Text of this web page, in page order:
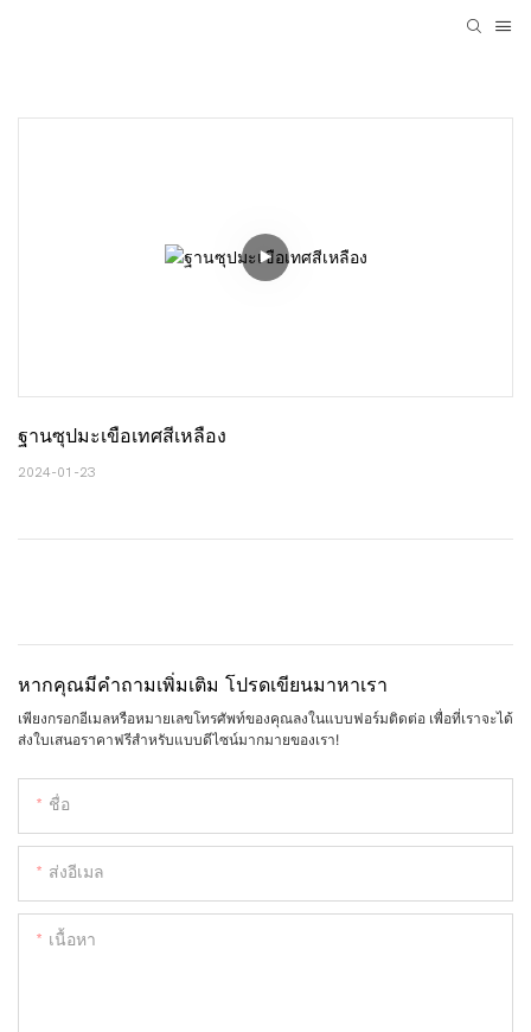
ฐานซุปมะเขือเทศสีเหลือง
2024-01-23
หากคุณมีคำถามเพิ่มเติม โปรดเขียนมาหาเรา
เพียงกรอกอีเมลหรือหมายเลขโทรศัพท์ของคุณลงในแบบฟอร์มติดต่อ เพื่อที่เราจะได้
ส่งใบเสนอราคาฟรีสำหรับแบบดีไซน์มากมายของเรา!
ชื่อ
ส่งอีเมล
เนื้อหา